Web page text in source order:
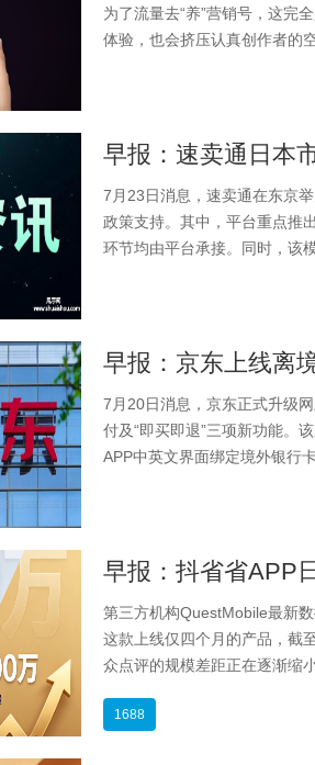
为了流量去“养”营销号，这完
体验，也会挤压认真创作者的
7月23日消息，速卖通在东京
政策支持。其中，平台重点推
环节均由平台承接。同时，该
7月20日消息，京东正式升级
付及“即买即退”三项新功能。
APP中英文界面绑定境外银行
第三方机构QuestMobile最新
这款上线仅四个月的产品，截
众点评的规模差距正在逐渐缩
1688